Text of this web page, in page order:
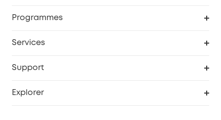
Programmes
Services
Support
Explorer